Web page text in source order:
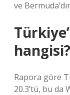
ve
hangisi?
Rapora göre
20.3’tü, bu da